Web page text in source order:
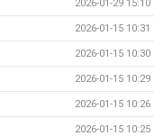
2026-01-29 15:10
2026-01-15 10:31
2026-01-15 10:30
2026-01-15 10:29
2026-01-15 10:26
2026-01-15 10:25